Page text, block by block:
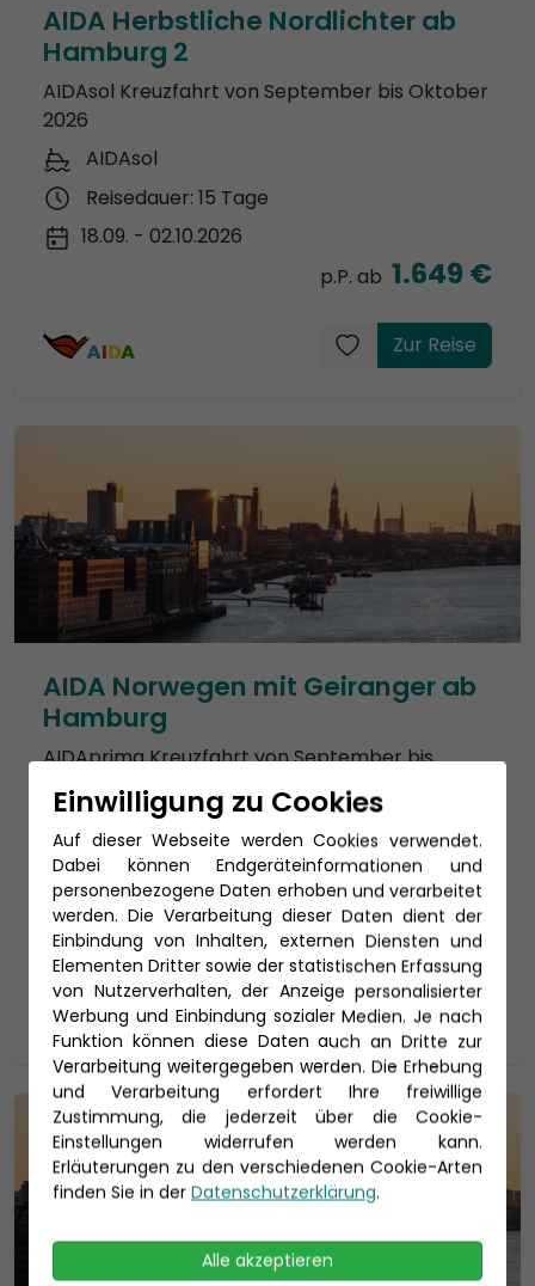
AIDA Herbstliche Nordlichter ab
Hamburg 2
AIDAsol Kreuzfahrt von September bis Oktober
2026
AIDAsol
Reisedauer: 15 Tage
18.09. - 02.10.2026
p.P. ab 1.649 €
Zur Reise
AIDA Norwegen mit Geiranger ab
Hamburg
AIDAprima Kreuzfahrt von September bis
Oktober 2026
AIDAprima
Reisedauer: 7 Tage
25.09. - 01.10.2026
p.P. ab 849 €
Zur Reise
Einwilligung zu Cookies
Auf dieser Webseite werden Cookies verwendet.
Dabei können Endgeräteinformationen und
personenbezogene Daten erhoben und verarbeitet
werden. Die Verarbeitung dieser Daten dient der
Einbindung von Inhalten, externen Diensten und
Elementen Dritter sowie der statistischen Erfassung
von Nutzerverhalten, der Anzeige personalisierter
Werbung und Einbindung sozialer Medien. Je nach
Funktion können diese Daten auch an Dritte zur
Verarbeitung weitergegeben werden. Die Erhebung
und Verarbeitung erfordert Ihre freiwillige
Zustimmung, die jederzeit über die Cookie-
Einstellungen widerrufen werden kann.
Erläuterungen zu den verschiedenen Cookie-Arten
finden Sie in der Datenschutzerklärung.
Alle akzeptieren